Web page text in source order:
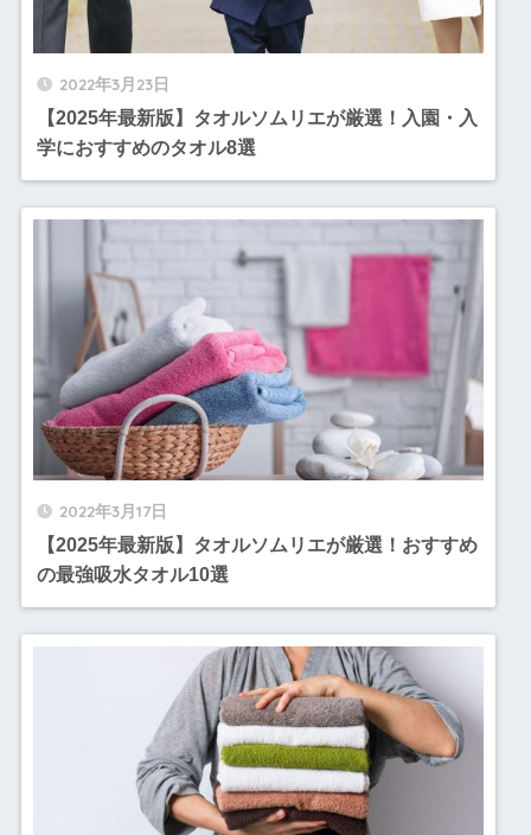
2022年3月23日
【2025年最新版】タオルソムリエが厳選！入園・入
学におすすめのタオル8選
2022年3月17日
【2025年最新版】タオルソムリエが厳選！おすすめ
の最強吸水タオル10選